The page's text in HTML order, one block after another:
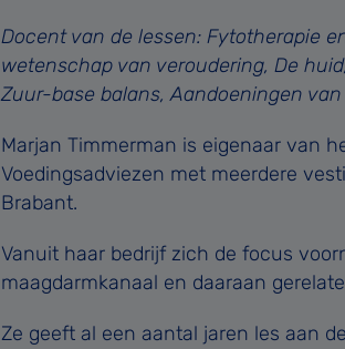
Docent van de lessen: Fytotherapie
wetenschap van veroudering, De
Zuur-base balans, Aandoeningen
Marjan Timmerman is eigenaar van
Voedingsadviezen met meerdere
Brabant.
Vanuit haar bedrijf zich de focus
maagdarmkanaal en daaraan
Ze geeft al een aantal jaren les aan